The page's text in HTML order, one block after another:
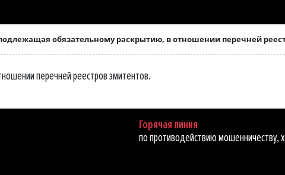
обязательному раскрытию, в отношении перечней
перечней реестров эмитентов.
Горячая линия
по противодействию мошенничеству,